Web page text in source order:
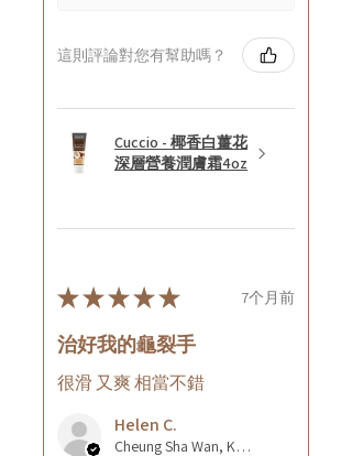
這則評論對您有幫助嗎？
Cuccio - 椰香白薑花
深層營養潤膚霜4oz
★★★★★ 7个月前
治好我的龜裂手
很滑 又爽 相當不錯
Helen C.
Cheung Sha Wan, Kowloon., Hong Kong